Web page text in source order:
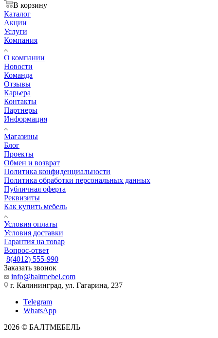
В корзину
Каталог
Акции
Услуги
Компания
О компании
Новости
Команда
Отзывы
Карьера
Контакты
Партнеры
Информация
Магазины
Блог
Проекты
Обмен и возврат
Политика конфиденциальности
Политика обработки персональных данных
Публичная оферта
Реквизиты
Как купить мебель
Условия оплаты
Условия доставки
Гарантия на товар
Вопрос-ответ
8(4012) 555-990
Заказать звонок
info@baltmebel.com
г. Калининград, ул. Гагарина, 237
Telegram
WhatsApp
2026 © БАЛТМЕБЕЛЬ